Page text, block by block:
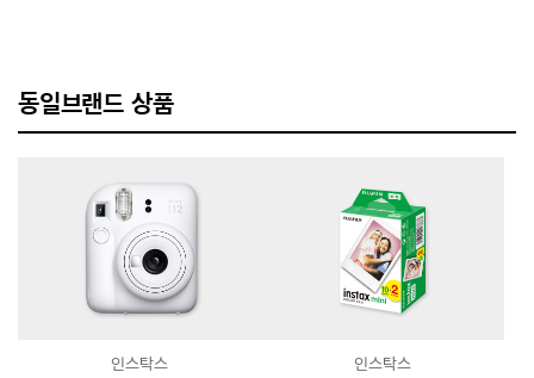
동일브랜드 상품
인스탁스 인스탁스